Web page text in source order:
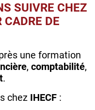
SUIVRE CHEZ
CADRE DE
une formation
, comptabilité,
.
chez IHECF :